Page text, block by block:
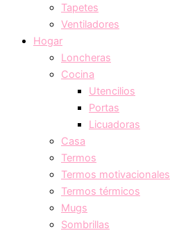
Tapetes
Ventiladores
Hogar
Loncheras
Cocina
Utencilios
Portas
Licuadoras
Casa
Termos
Termos motivacionales
Termos térmicos
Mugs
Sombrillas